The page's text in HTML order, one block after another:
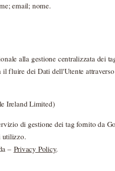
email; nome.
alla gestione centralizzata dei
fluire dei Dati dell'Utente
Ireland Limited)
di gestione dei tag fornito da
utilizzo.
– Privacy Policy.